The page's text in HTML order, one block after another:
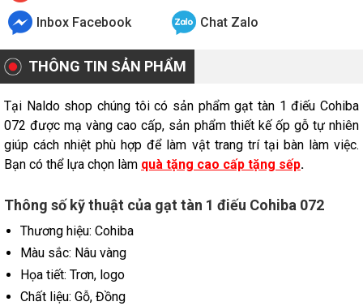
Inbox Facebook Chat Zalo
THÔNG TIN SẢN PHẨM
Tại Naldo shop chúng tôi có sản phẩm gạt tàn 1 điếu Cohiba
072 được mạ vàng cao cấp, sản phẩm thiết kế ốp gỗ tự nhiên
giúp cách nhiệt phù hợp để làm vật trang trí tại bàn làm việc.
Bạn có thể lựa chọn làm quà tặng cao cấp tặng sếp.
Thông số kỹ thuật của gạt tàn 1 điếu Cohiba 072
Thương hiệu: Cohiba
Màu sắc: Nâu vàng
Họa tiết: Trơn, logo
Chất liệu: Gỗ, Đồng